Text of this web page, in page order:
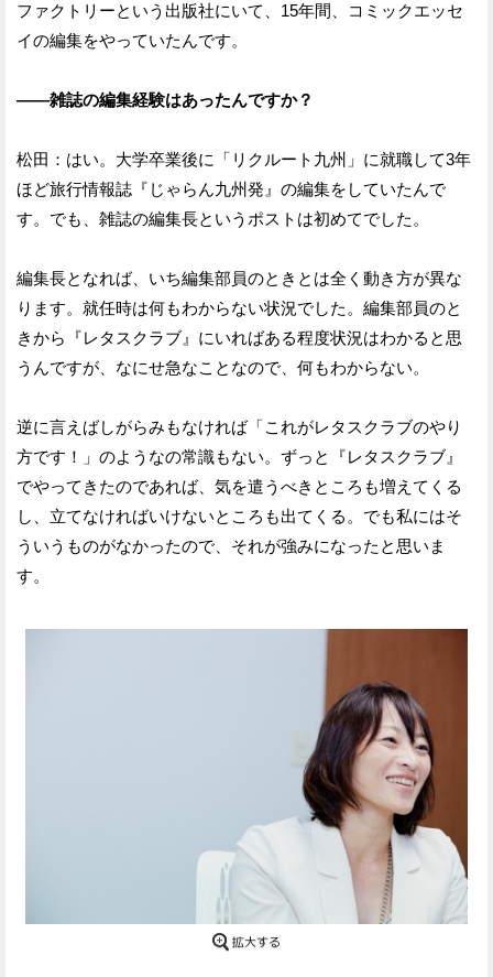
ファクトリーという出版社にいて、15年間、コミックエッセ
イの編集をやっていたんです。
——雑誌の編集経験はあったんですか？
松田：はい。大学卒業後に「リクルート九州」に就職して3年
ほど旅行情報誌『じゃらん九州発』の編集をしていたんで
す。でも、雑誌の編集長というポストは初めてでした。
編集長となれば、いち編集部員のときとは全く動き方が異な
ります。就任時は何もわからない状況でした。編集部員のと
きから『レタスクラブ』にいればある程度状況はわかると思
うんですが、なにせ急なことなので、何もわからない。
逆に言えばしがらみもなければ「これがレタスクラブのやり
方です！」のようなの常識もない。ずっと『レタスクラブ』
でやってきたのであれば、気を遣うべきところも増えてくる
し、立てなければいけないところも出てくる。でも私にはそ
ういうものがなかったので、それが強みになったと思いま
す。